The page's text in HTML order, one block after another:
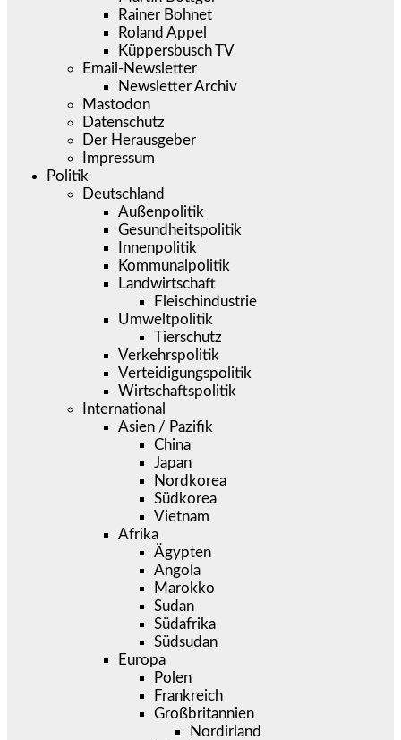
Rainer Bohnet
Roland Appel
Küppersbusch TV
Email-Newsletter
Newsletter Archiv
Mastodon
Datenschutz
Der Herausgeber
Impressum
Politik
Deutschland
Außenpolitik
Gesundheitspolitik
Innenpolitik
Kommunalpolitik
Landwirtschaft
Fleischindustrie
Umweltpolitik
Tierschutz
Verkehrspolitik
Verteidigungspolitik
Wirtschaftspolitik
International
Asien / Pazifik
China
Japan
Nordkorea
Südkorea
Vietnam
Afrika
Ägypten
Angola
Marokko
Sudan
Südafrika
Südsudan
Europa
Polen
Frankreich
Großbritannien
Nordirland